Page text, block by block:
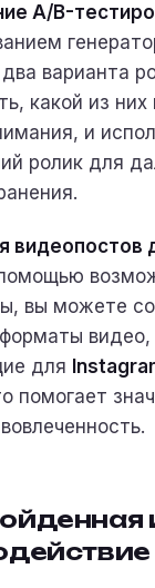
A/B-
варианта
какой из них
и
ролик для
видеопостов
вы можете
для
помогает